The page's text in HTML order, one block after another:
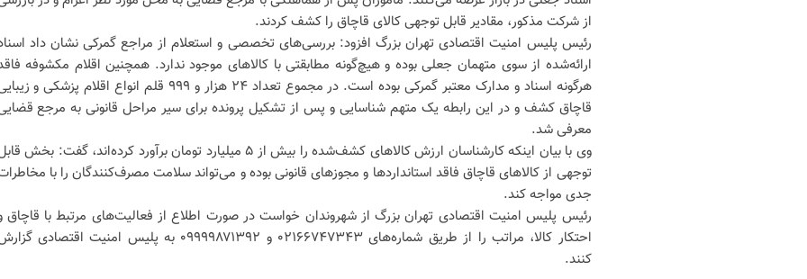
از شرکت مذکور، مقادیر قابل توجهی کالای قاچاق را کشف کردند.
رئیس پلیس امنیت اقتصادی تهران بزرگ افزود: بررسی‌های تخصصی و استعلام از مراجع گمرکی نشان داد
ارائه‌شده از سوی متهمان جعلی بوده و هیچ‌گونه مطابقتی با کالاهای موجود ندارد. همچنین اقلام مکشوفه
هرگونه اسناد و مدارک معتبر گمرکی بوده است. در مجموع تعداد ۲۴ هزار و ۹۹۹ قلم انواع اقلام پزشکی و
قاچاق کشف و در این رابطه یک متهم شناسایی و پس از تشکیل پرونده برای سیر مراحل قانونی به مرجع
معرفی شد.
وی با بیان اینکه کارشناسان ارزش کالاهای کشف‌شده را بیش از ۵ میلیارد تومان برآورد کرده‌اند، گفت: بخش
توجهی از کالاهای قاچاق فاقد استانداردها و مجوزهای قانونی بوده و می‌تواند سلامت مصرف‌کنندگان را با
جدی مواجه کند.
رئیس پلیس امنیت اقتصادی تهران بزرگ از شهروندان خواست در صورت اطلاع از فعالیت‌های مرتبط با قاچاق
احتکار کالا، مراتب را از طریق شماره‌های ۰۲۱۶۶۷۴۷۳۴۳ و ۰۹۹۹۹۸۷۱۳۹۲ به پلیس امنیت اقتصادی
کنند.